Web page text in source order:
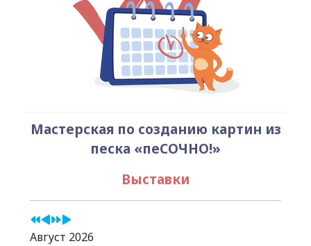
Мастерская по созданию картин из
песка «пеСОЧНО!»
Выставки
Август 2026